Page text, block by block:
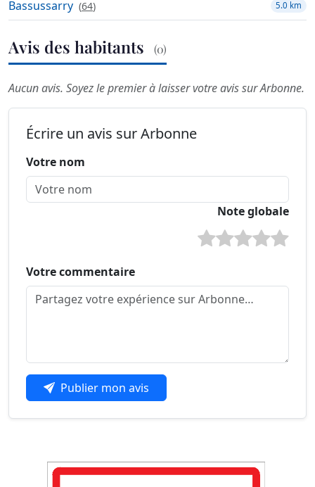
Bassussarry (64) 5.0 km
Avis des habitants (0)
Aucun avis. Soyez le premier à laisser votre avis sur Arbonne.
Écrire un avis sur Arbonne
Votre nom
Note globale
Votre commentaire
Publier mon avis